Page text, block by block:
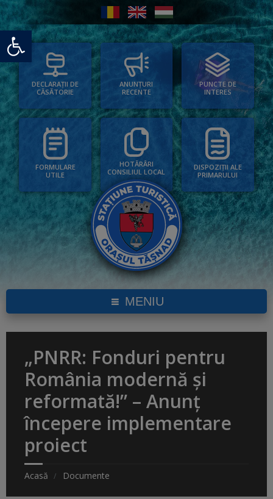
Deschide bara de unelte
DECLARAȚII DE
CĂSĂTORIE
ANUNȚURI
RECENTE
PUNCTE DE
INTERES
FORMULARE
UTILE
HOTĂRÂRI
CONSILIUL LOCAL
DISPOZIȚII ALE
PRIMARULUI
MENIU
„PNRR: Fonduri pentru
România modernă și
reformată!” – Anunț
începere implementare
proiect
Acasă Documente